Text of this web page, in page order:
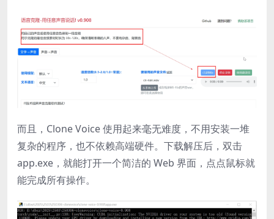
而且，Clone Voice 使用起来毫无难度，不用安装一堆
复杂的程序，也不依赖高端硬件。下载解压后，双击
app.exe，就能打开一个简洁的 Web 界面，点点鼠标就
能完成所有操作。